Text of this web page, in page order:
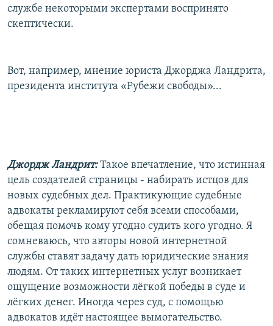
службе некоторыми экспертами воспринято
скептически.
Вот, например, мнение юриста Джорджа Ландрита,
президента института «Рубежи свободы»...
Джордж Ландрит:Такое впечатление, что истинная
цель создателей страницы - набирать истцов для
новых судебных дел. Практикующие судебные
адвокаты рекламируют себя всеми способами,
обещая помочь кому угодно судить кого угодно. Я
сомневаюсь, что авторы новой интернетной
службы ставят задачу дать юридические знания
людям. От таких интернетных услуг возникает
ощущение возможности лёгкой победы в суде и
лёгких денег. Иногда через суд, с помощью
адвокатов идёт настоящее вымогательство.